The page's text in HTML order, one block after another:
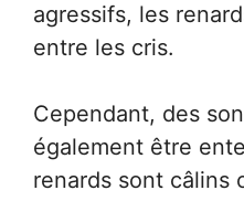
agressifs, les
entre les cris.
Cependant, des
également être
renards sont câlins